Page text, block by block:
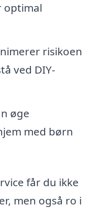
optimal
risikoen
ved DIY-
øge
med børn
får du ikke
men også ro i